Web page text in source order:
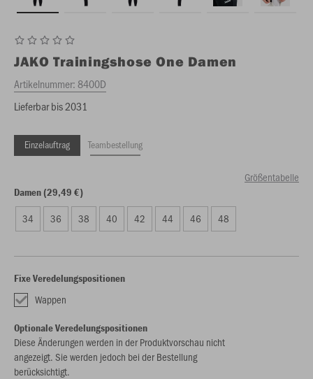
JAKO Trainingshose One Damen
Artikelnummer:8400D
Lieferbar bis 2031
Einzelauftrag Teambestellung
Größentabelle
Damen (29,49 €)
34 36 38 40 42 44 46 48
Fixe Veredelungspositionen
Wappen
Optionale Veredelungspositionen
Diese Änderungen werden in der Produktvorschau nicht
angezeigt. Sie werden jedoch bei der Bestellung
berücksichtigt.